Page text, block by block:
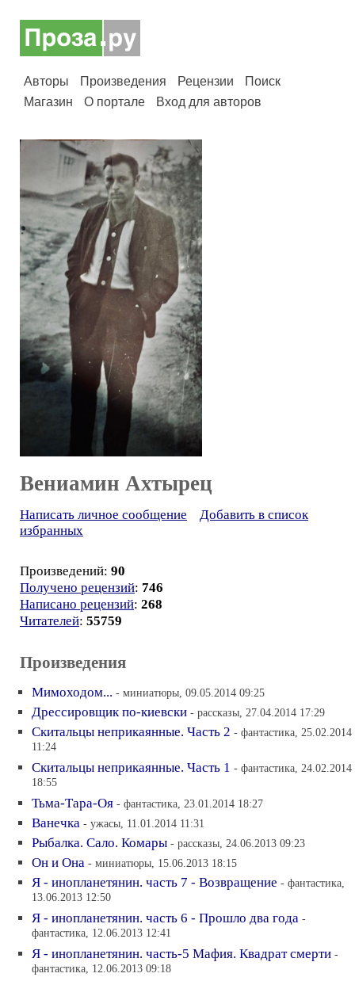
Авторы Произведения Рецензии
Поиск
Магазин
О портале Вход для авторов
Вениамин Ахтырец
Написать личное сообщение
Добавить в список
избранных
Произведений: 90
Получено рецензий: 746
Написано рецензий: 268
Читателей: 55759
Произведения
Мимоходом... - миниатюры, 09.05.2014 09:25
Дрессировщик по-киевски - рассказы, 27.04.2014 17:29
Скитальцы неприкаянные. Часть 2 - фантастика, 25.02.2014
11:24
Скитальцы неприкаянные. Часть 1 - фантастика, 24.02.2014
18:55
Тьма-Тара-Оя - фантастика, 23.01.2014 18:27
Ванечка - ужасы, 11.01.2014 11:31
Рыбалка. Сало. Комары - рассказы, 24.06.2013 09:23
Он и Она - миниатюры, 15.06.2013 18:15
Я - инопланетянин. часть 7 - Возвращение - фантастика,
13.06.2013 12:50
Я - инопланетянин. часть 6 - Прошло два года -
фантастика, 12.06.2013 12:41
Я - инопланетянин. часть-5 Мафия. Квадрат смерти -
фантастика, 12.06.2013 09:18